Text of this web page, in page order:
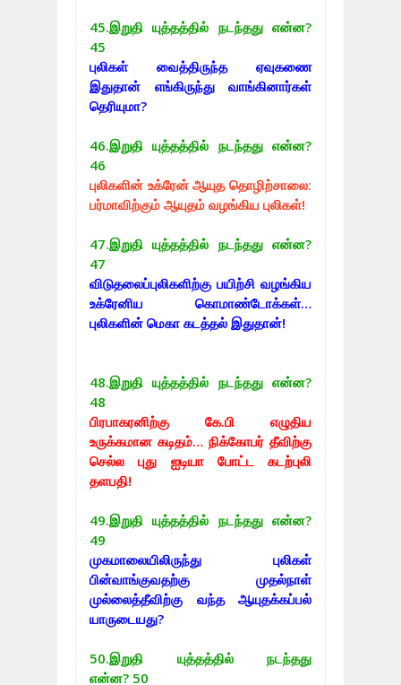
45.இறுதி யுத்தத்தில் நடந்தது என்ன?
45
புலிகள் வைத்திருந்த ஏவுகணை
இதுதான் எங்கிருந்து வாங்கினார்கள்
தெரியுமா?
46.இறுதி யுத்தத்தில் நடந்தது என்ன?
46
புலிகளின் உக்ரேன் ஆயுத தொழிற்சாலை:
பர்மாவிற்கும் ஆயுதம் வழங்கிய புலிகள்!
47.இறுதி யுத்தத்தில் நடந்தது என்ன?
47
விடுதலைப்புலிகளிற்கு பயிற்சி வழங்கிய
உக்ரேனிய கொமாண்டோக்கள்…
புலிகளின் மெகா கடத்தல் இதுதான்!
48.இறுதி யுத்தத்தில் நடந்தது என்ன?
48
பிரபாகரனிற்கு கே.பி எழுதிய
உருக்கமான கடிதம்… நிக்கோபர் தீவிற்கு
செல்ல புது ஐடியா போட்ட கடற்புலி
தளபதி!
49.இறுதி யுத்தத்தில் நடந்தது என்ன?
49
முகமாலையிலிருந்து புலிகள்
பின்வாங்குவதற்கு முதல்நாள்
முல்லைத்தீவிற்கு வந்த ஆயுதக்கப்பல்
யாருடையது?
50.இறுதி யுத்தத்தில் நடந்தது
என்ன? 50